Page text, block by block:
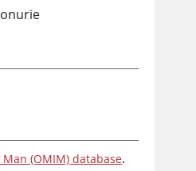
(OMIM) database.